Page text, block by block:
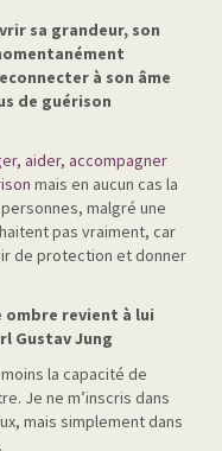
sa grandeur, son
à son âme
de guérison
aider, accompagner
mais en aucun cas la
malgré une
pas vraiment, car
de protection et donner
ombre revient à lui
Gustav Jung
la capacité de
Je ne m’inscris dans
mais simplement dans